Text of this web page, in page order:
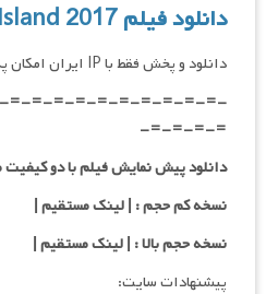
دانلود فیلم Kong Skull Island 2017
دانلود و پخش فقط با IP ایران امکان پذیر هست
=-=-=-=-=-=-=-=-=-
=-=-=-=-
دانلود پیش نمایش فیلم با دو کیفیت
نسخه کم حجم : | لینک مستقیم |
نسخه حجم بالا : | لینک مستقیم |
پیشنهادات سایت: